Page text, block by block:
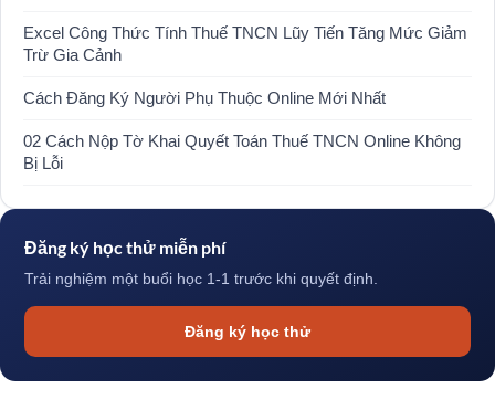
Excel Công Thức Tính Thuế TNCN Lũy Tiến Tăng Mức Giảm
Trừ Gia Cảnh
Cách Đăng Ký Người Phụ Thuộc Online Mới Nhất
02 Cách Nộp Tờ Khai Quyết Toán Thuế TNCN Online Không
Bị Lỗi
Đăng ký học thử miễn phí
Trải nghiệm một buổi học 1-1 trước khi quyết định.
Đăng ký học thử